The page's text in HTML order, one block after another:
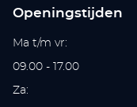
Openingstijden
Ma t/m vr:
09.00 - 17.00
Za: